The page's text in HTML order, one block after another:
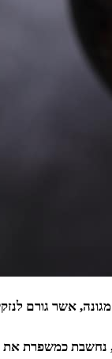
אשר גורם
נחשבת כמשפרת